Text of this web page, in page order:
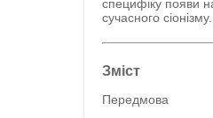
специфіку появи на
сучасного сіонізму.
Зміст
Передмова